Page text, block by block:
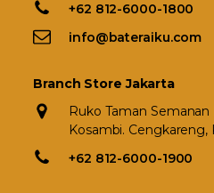
+62 812-6000-1800
info@bateraiku.com
Branch Store Jakarta
Ruko Taman Semanan
Kosambi. Cengkareng,
+62 812-6000-1900